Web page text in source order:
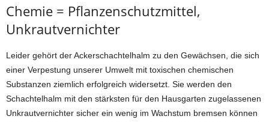
Chemie = Pflanzenschutzmittel,
Unkrautvernichter
Leider gehört der Ackerschachtelhalm zu den Gewächsen, die sich
einer Verpestung unserer Umwelt mit toxischen chemischen
Substanzen ziemlich erfolgreich widersetzt. Sie werden den
Schachtelhalm mit den stärksten für den Hausgarten zugelassenen
Unkrautvernichter sicher ein wenig im Wachstum bremsen können